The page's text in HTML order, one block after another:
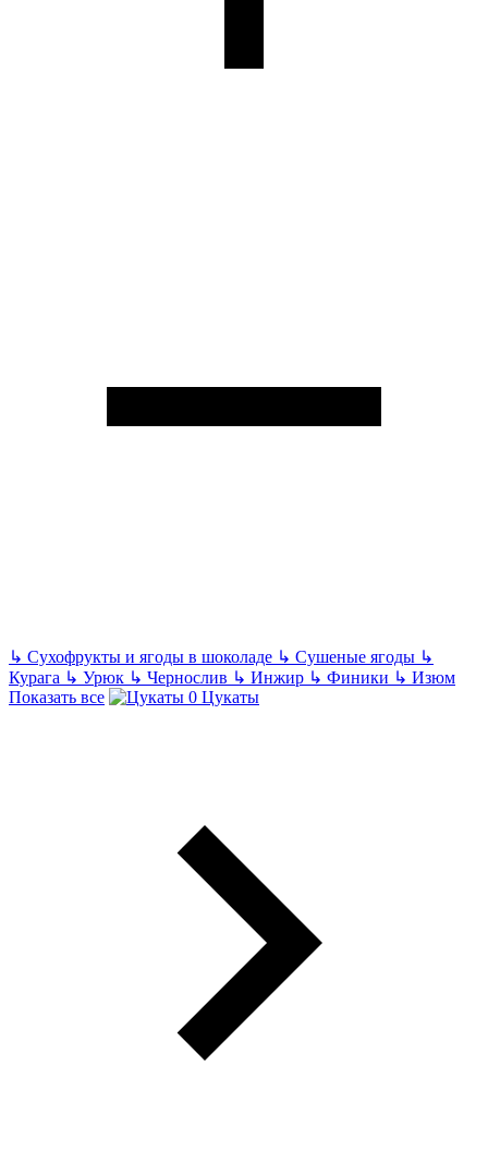
↳ Сухофрукты и ягоды в шоколаде ↳ Сушеные ягоды ↳
Курага ↳ Урюк ↳ Чернослив ↳ Инжир ↳ Финики ↳ Изюм
Показать все
Цукаты